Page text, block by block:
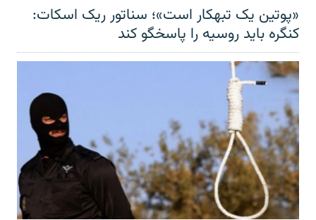
«پوتین یک تبهکار است»؛ سناتور ریک اسکات:
کنگره باید روسیه را پاسخگو کند